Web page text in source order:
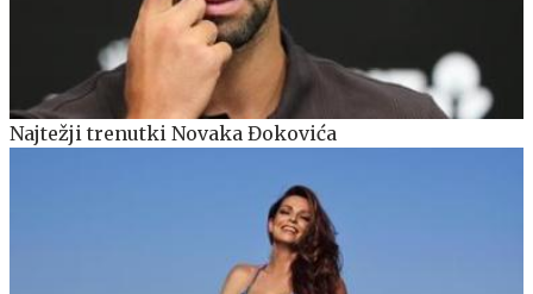
Najtežji trenutki Novaka Đokovića